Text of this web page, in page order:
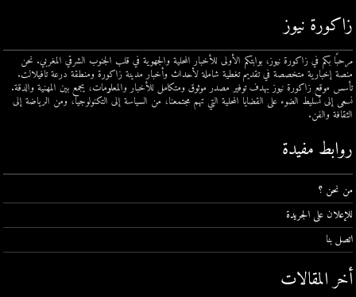
زاكورة نيوز
مرحبًا بكم في زاكورة نيوز، بوابتكم الأولى للأخبار المحلية والجهوية في قلب الجنوب الشرقي المغربي. نحن
منصة إخبارية متخصصة في تقديم تغطية شاملة لأحداث وأخبار مدينة زاكورة ومنطقة درعة تافيلالت.
تأسس موقع زاكورة نيوز بهدف توفير مصدر موثوق ومتكامل للأخبار والمعلومات، يجمع بين المهنية والدقة.
نسعى إلى تسليط الضوء على القضايا المحلية التي تهم مجتمعنا، من السياسة إلى التكنولوجيا، ومن الرياضة إلى
الثقافة والفن.
روابط مفيدة
من نحن ؟
للإعلان على الجريدة
اتصل بنا
أخر المقالات